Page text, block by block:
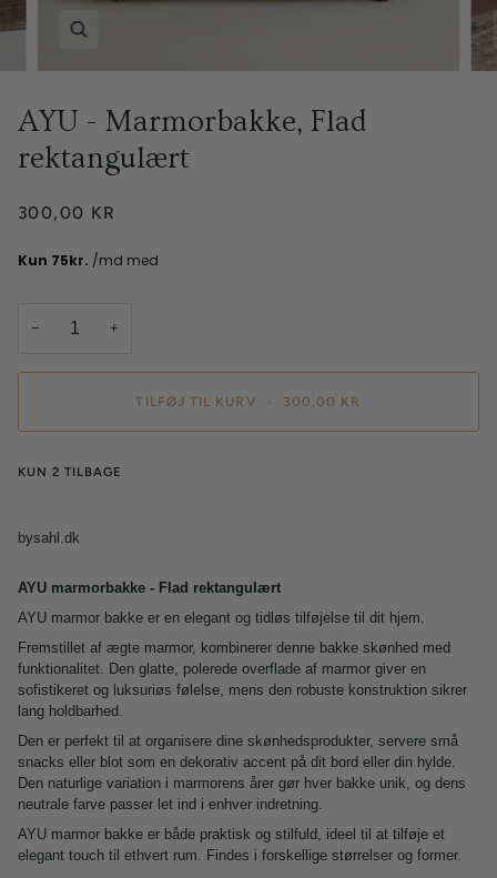
AYU - Marmorbakke, Flad
rektangulært
300,00 KR
− +
TILFØJ TIL KURV • 300,00 KR
KUN2 TILBAGE
bysahl.dk
AYU marmorbakke - Flad rektangulært
AYU marmor bakke er en elegant og tidløs tilføjelse til dit hjem.
Fremstillet af ægte marmor, kombinerer denne bakke skønhed med
funktionalitet. Den glatte, polerede overflade af marmor giver en
sofistikeret og luksuriøs følelse, mens den robuste konstruktion sikrer
lang holdbarhed.
Den er perfekt til at organisere dine skønhedsprodukter, servere små
snacks eller blot som en dekorativ accent på dit bord eller din hylde.
Den naturlige variation i marmorens årer gør hver bakke unik, og dens
neutrale farve passer let ind i enhver indretning.
AYU marmor bakke er både praktisk og stilfuld, ideel til at tilføje et
elegant touch til ethvert rum. Findes i forskellige størrelser og former.